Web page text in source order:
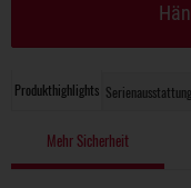
Produkthighlights Serienausstattung
Mehr Sicherheit